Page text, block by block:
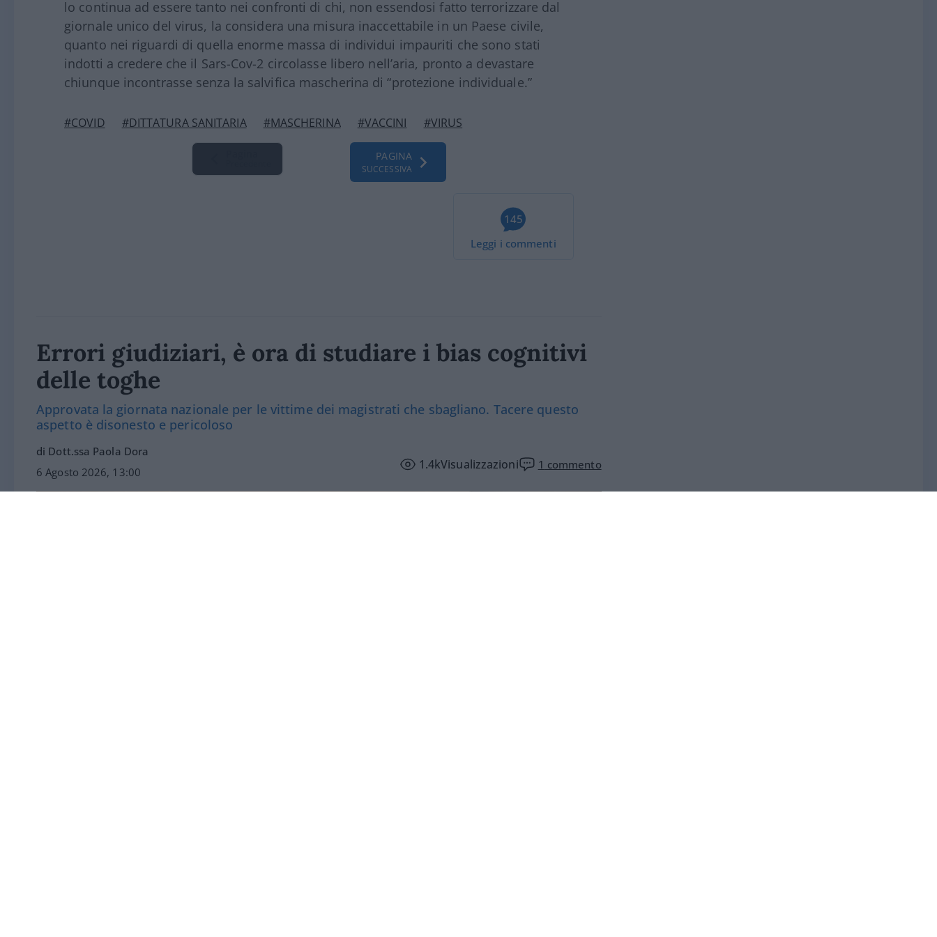
lo continua ad essere tanto nei confronti di chi, non essendosi fatto terrorizzare dal
giornale unico del virus, la considera una misura inaccettabile in un Paese civile,
quanto nei riguardi di quella enorme massa di individui impauriti che sono stati
indotti a credere che il Sars-Cov-2 circolasse libero nell’aria, pronto a devastare
chiunque incontrasse senza la salvifica mascherina di “protezione individuale.”
#COVID #DITTATURA SANITARIA #MASCHERINA #VACCINI #VIRUS
PAGINA
SUCCESSIVA
145
Leggi i commenti
Errori giudiziari, è ora di studiare i bias cognitivi
delle toghe
Approvata la giornata nazionale per le vittime dei magistrati che sbagliano. Tacere questo
aspetto è disonesto e pericoloso
di Dott.ssa Paola Dora
6 Agosto 2026, 13:00
1.4kVisualizzazioni 1 commento